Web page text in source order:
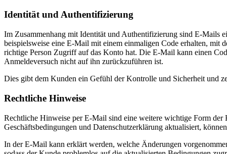
Identität und Authentifizierung
Im Zusammenhang mit Identität und Authentifizierung sind E-Mails
beispielsweise eine E-Mail mit einem einmaligen Code erhalten, mit
richtige Person Zugriff auf das Konto hat. Die E-Mail kann einen
Anmeldeversuch nicht auf ihn zurückzuführen ist.
Dies gibt dem Kunden ein Gefühl der Kontrolle und Sicherheit und
Rechtliche Hinweise
Rechtliche Hinweise per E-Mail sind eine weitere wichtige Form
Geschäftsbedingungen und Datenschutzerklärung aktualisiert,
In der E-Mail kann erklärt werden, welche Änderungen